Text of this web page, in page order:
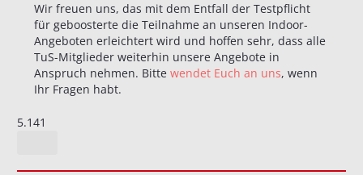
Wir freuen uns, das mit dem Entfall der Testpflicht
für geboosterte die Teilnahme an unseren Indoor-
Angeboten erleichtert wird und hoffen sehr, dass alle
TuS-Mitglieder weiterhin unsere Angebote in
Anspruch nehmen. Bitte wendet Euch an uns, wenn
Ihr Fragen habt.
5.141